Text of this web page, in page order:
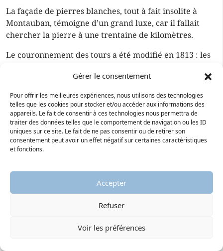
Gérer le consentement
Pour offrir les meilleures expériences, nous utilisons des technologies
telles que les cookies pour stocker et/ou accéder aux informations des
appareils. Le fait de consentir à ces technologies nous permettra de
traiter des données telles que le comportement de navigation ou les ID
uniques sur ce site. Le fait de ne pas consentir ou de retirer son
consentement peut avoir un effet négatif sur certaines caractéristiques
et fonctions.
Accepter
Refuser
Voir les préférences
La façade de pierres blanches, tout à fait insolite à
Montauban, témoigne d’un grand luxe, car il fallait
chercher la pierre à une trentaine de kilomètres.
Le couronnement des tours a été modifié en 1813 : les
J’accepte